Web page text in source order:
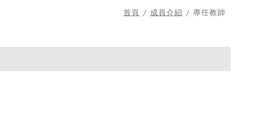
首頁 / 成員介紹 / 專任教師